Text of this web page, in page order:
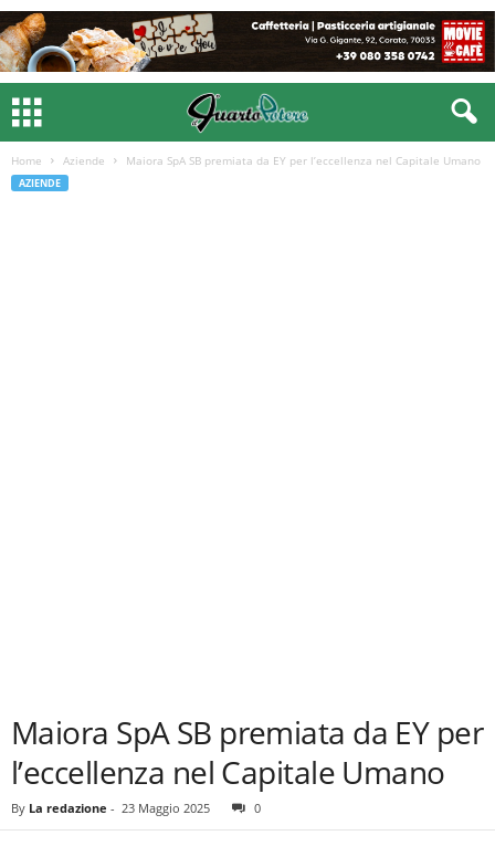
Home Aziende Maiora SpA SB premiata da EY per l’eccellenza nel Capitale Umano
AZIENDE
Maiora SpA SB premiata da EY per
l’eccellenza nel Capitale Umano
By La redazione - 23 Maggio 2025 0